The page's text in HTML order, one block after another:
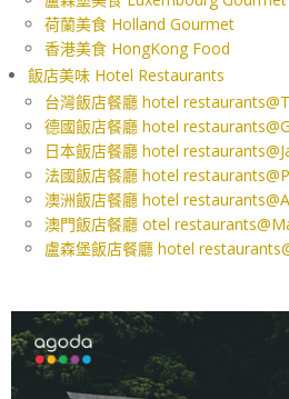
荷蘭美食 Holland Gourmet
香港美食 HongKong Food
飯店美味 Hotel Restaurants
台灣飯店餐廳 hotel
德國飯店餐廳 hotel
日本飯店餐廳 hotel
法國飯店餐廳 hotel
澳洲飯店餐廳 hotel
澳門飯店餐廳 otel
盧森堡飯店餐廳 hotel